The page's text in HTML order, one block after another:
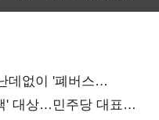
데없이 '폐버스
' 대상…민주당 대표로